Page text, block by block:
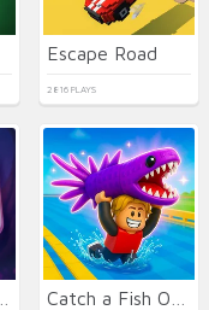
Escape Road
2816 PLAYS